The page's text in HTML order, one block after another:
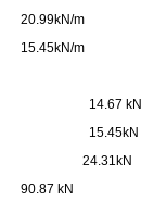
m
m
）： 14.67 kN
）： 15.45kN
： 24.31kN
kN